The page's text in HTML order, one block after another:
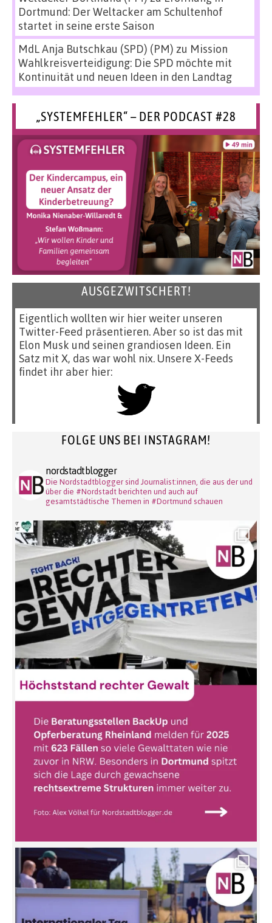
Dortmund: Der Weltacker am Schultenhof
startet in seine erste Saison
MdL Anja Butschkau (SPD) (PM) zu Mission
Wahlkreisverteidigung: Die SPD möchte mit
Kontinuität und neuen Ideen in den Landtag
„SYSTEMFEHLER“ – DER PODCAST #28
AUSGEZWITSCHERT!
Eigentlich wollten wir hier weiter unseren
Twitter-Feed präsentieren. Aber so ist das mit
Elon Musk und seinen grandiosen Ideen. Ein
Satz mit X, das war wohl nix. Unsere X-Feeds
findet ihr aber hier:
FOLGE UNS BEI INSTAGRAM!
nordstadtblogger
Die Nordstadtblogger sind Journalist:innen, die aus der und
über die #Nordstadt berichten und auch auf
gesamtstädtische Themen in #Dortmund schauen